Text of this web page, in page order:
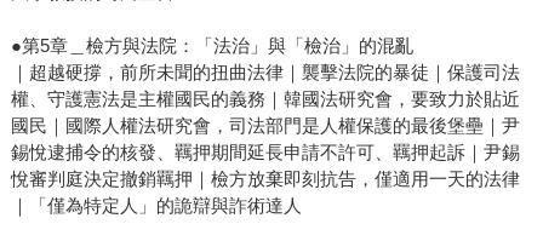
●第5章＿檢方與法院：「法治」與「檢治」的混亂
｜超越硬撐，前所未聞的扭曲法律｜襲擊法院的暴徒｜保護司法
權、守護憲法是主權國民的義務｜韓國法研究會，要致力於貼近
國民｜國際人權法研究會，司法部門是人權保護的最後堡壘｜尹
錫悅逮捕令的核發、羈押期間延長申請不許可、羈押起訴｜尹錫
悅審判庭決定撤銷羈押｜檢方放棄即刻抗告，僅適用一天的法律
｜「僅為特定人」的詭辯與詐術達人